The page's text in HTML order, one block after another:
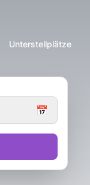
Unterstellplätze
📅